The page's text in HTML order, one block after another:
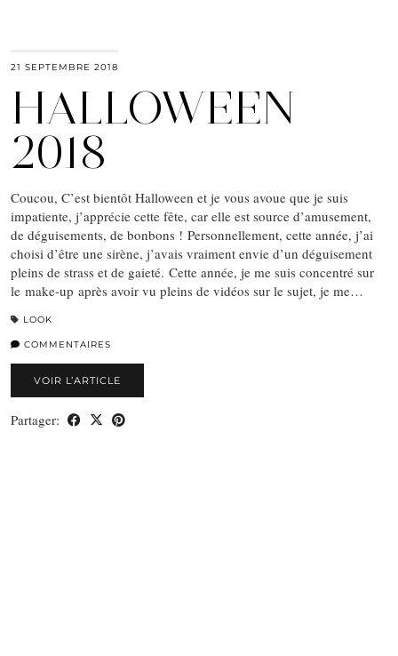
21 SEPTEMBRE 2018
HALLOWEEN
2018
Coucou, C’est bientôt Halloween et je vous avoue que je suis
impatiente, j’apprécie cette fête, car elle est source d’amusement,
de déguisements, de bonbons ! Personnellement, cette année, j’ai
choisi d’être une sirène, j’avais vraiment envie d’un déguisement
pleins de strass et de gaieté. Cette année, je me suis concentré sur
le make-up après avoir vu pleins de vidéos sur le sujet, je me…
LOOK
COMMENTAIRES
VOIR L’ARTICLE
Partager: